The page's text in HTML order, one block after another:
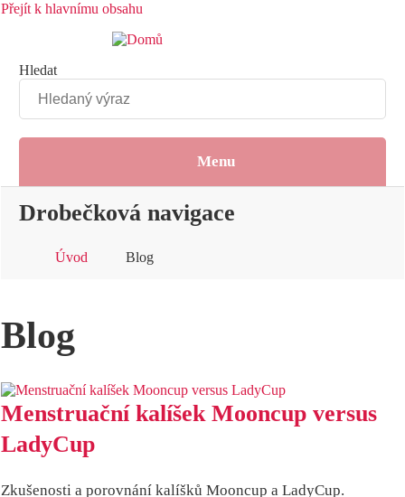
Přejít k hlavnímu obsahu
Hledat
Menu
Drobečková navigace
Úvod Blog
Blog
Menstruační kalíšek Mooncup versus
LadyCup
Zkušenosti a porovnání kalíšků Mooncup a LadyCup.